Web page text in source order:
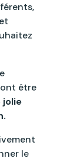
être
jolie
le